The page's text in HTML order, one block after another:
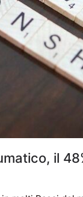
il